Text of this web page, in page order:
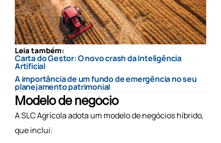
Leia também:
Carta do Gestor: O novo crash da Inteligência
Artificial
A importância de um fundo de emergência no seu
planejamento patrimonial
Modelo de negócio
A SLC Agrícola adota um modelo de negócios híbrido,
que inclui: